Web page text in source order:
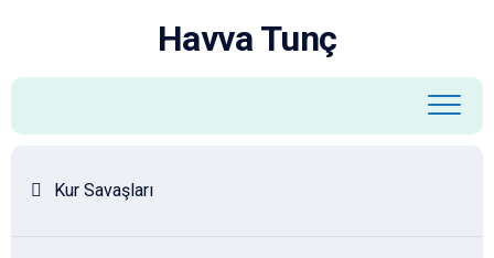
Havva Tunç
Kur Savaşları